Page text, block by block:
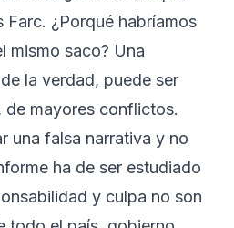
Farc. ¿Porqué habríamos
mismo saco? Una
la verdad, puede ser
de mayores conflictos.
una falsa narrativa y no
ha de ser estudiado
y culpa no son